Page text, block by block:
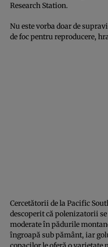
Research Station.
Nu este vorba doar de
de foc pentru reproducere,
Cercetătorii de la Pacific
descoperit că polenizatorii
moderate în pădurile
îngroapă sub pământ, iar